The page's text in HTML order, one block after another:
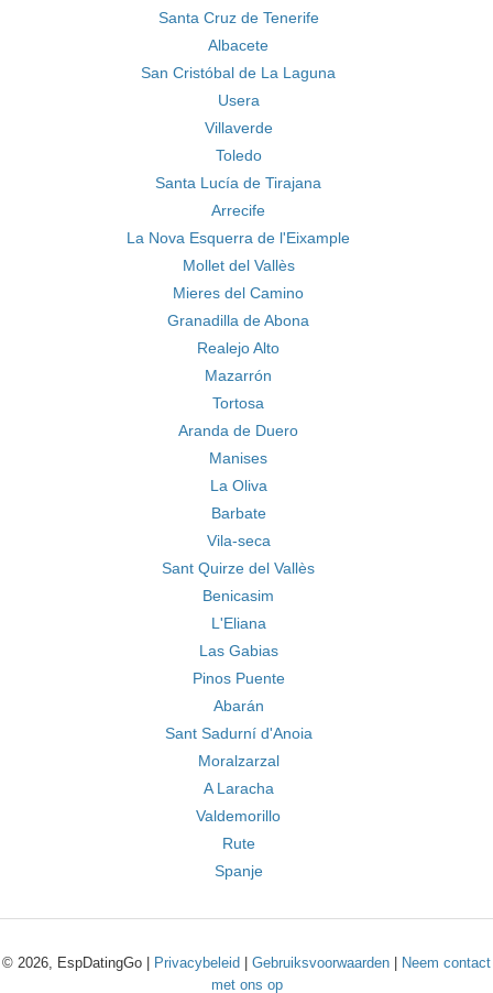
Santa Cruz de Tenerife
Albacete
San Cristóbal de La Laguna
Usera
Villaverde
Toledo
Santa Lucía de Tirajana
Arrecife
La Nova Esquerra de l'Eixample
Mollet del Vallès
Mieres del Camino
Granadilla de Abona
Realejo Alto
Mazarrón
Tortosa
Aranda de Duero
Manises
La Oliva
Barbate
Vila-seca
Sant Quirze del Vallès
Benicasim
L'Eliana
Las Gabias
Pinos Puente
Abarán
Sant Sadurní d'Anoia
Moralzarzal
A Laracha
Valdemorillo
Rute
Spanje
© 2026, EspDatingGo | Privacybeleid Gebruiksvoorwaarden
Neem contact
met ons op